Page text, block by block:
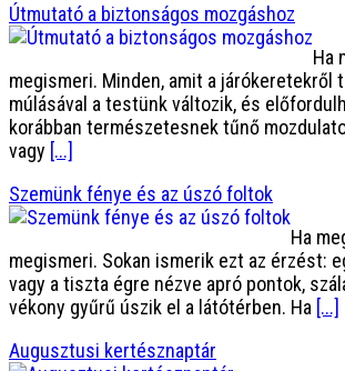
Útmutató a biztonságos mozgáshoz
Ha
megismeri. Minden, amit a járókeretekről
múlásával a testünk változik, és
korábban természetesnek tűnő
vagy [...]
Szemünk fénye és az úszó foltok
Ha
megismeri. Sokan ismerik ezt az érzést:
vagy a tiszta égre nézve apró pontok,
vékony gyűrű úszik el a látótérben. Ha [...]
Augusztusi kertésznaptár